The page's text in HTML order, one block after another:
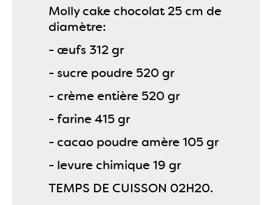
Molly cake chocolat 25 cm de
diamètre:
- œufs 312 gr
- sucre poudre 520 gr
- crème entière 520 gr
- farine 415 gr
- cacao poudre amère 105 gr
- levure chimique 19 gr
TEMPS DE CUISSON 02H20.